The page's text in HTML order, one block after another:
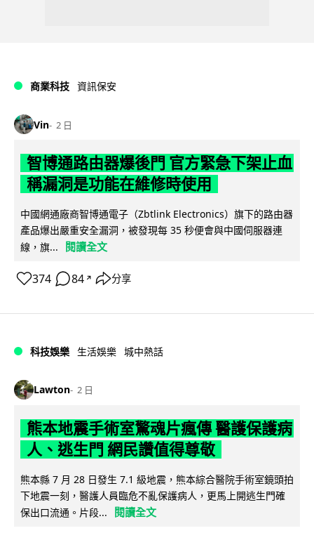
商業科技 資訊保安
Vin 2 日
智博通路由器爆後門 官方緊急下架止血
稱漏洞是功能在維修時使用
中國網通廠商智博通電子（Zbtlink Electronics）旗下的路由器
產品爆出嚴重安全漏洞，被發現每 35 秒便會與中國伺服器連
線，旗...
閱讀全文
374 84 ↗ 分享
科技娛樂 生活娛樂 城中熱話
Lawton 2 日
熊本地震手術室驚魂片瘋傳 醫護保護病
人、逃生門 網民讚值得尊敬
熊本縣 7 月 28 日發生 7.1 級地震，熊本綜合醫院手術室鏡頭拍
下地震一刻，醫護人員臨危不亂保護病人，更馬上開逃生門確
保出口流通。片段...
閱讀全文